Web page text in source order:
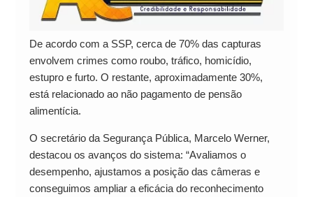
De acordo com a SSP, cerca de 70% das capturas
envolvem crimes como roubo, tráfico, homicídio,
estupro e furto. O restante, aproximadamente 30%,
está relacionado ao não pagamento de pensão
alimentícia.
O secretário da Segurança Pública, Marcelo Werner,
destacou os avanços do sistema: “Avaliamos o
desempenho, ajustamos a posição das câmeras e
conseguimos ampliar a eficácia do reconhecimento